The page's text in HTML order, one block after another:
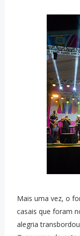
Mais uma vez, o
casais que foram
alegria